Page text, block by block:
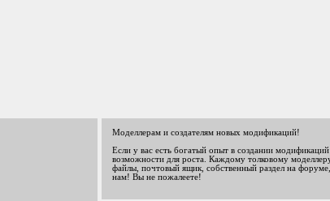
Моделлерам и создателям новых модификаций!
Если у вас есть богатый опыт в создании
возможности для роста. Каждому толковому
файлы, почтовый ящик, собственный раздел на
нам! Вы не пожалеете!